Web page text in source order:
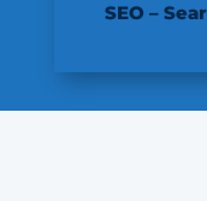
SEO –